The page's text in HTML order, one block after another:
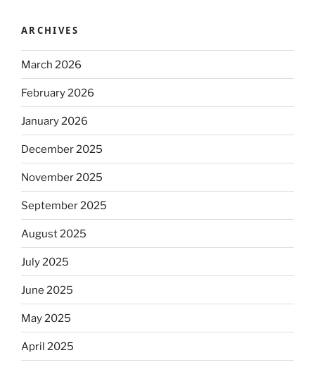
ARCHIVES
March 2026
February 2026
January 2026
December 2025
November 2025
September 2025
August 2025
July 2025
June 2025
May 2025
April 2025